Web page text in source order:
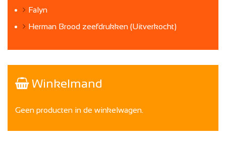
Falyn
Herman Brood zeefdrukken (Uitverkocht)
Winkelmand
Geen producten in de winkelwagen.